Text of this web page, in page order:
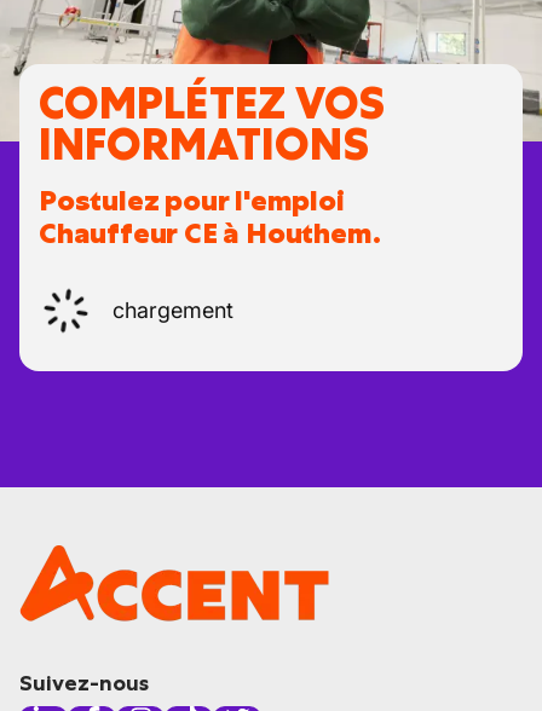
COMPLÉTEZ VOS
INFORMATIONS
Postulez pour l'emploi
Chauffeur CE à Houthem.
chargement
Suivez-nous